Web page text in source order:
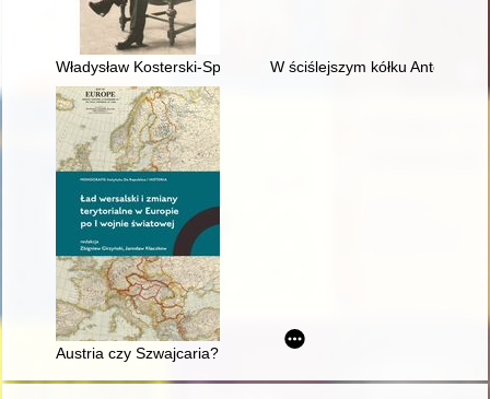
Władysław Kosterski-Spalski jako fotografW ściślejszym kółku Antoniego
Austria czy Szwajcaria? Kwestia przynależności państwowej